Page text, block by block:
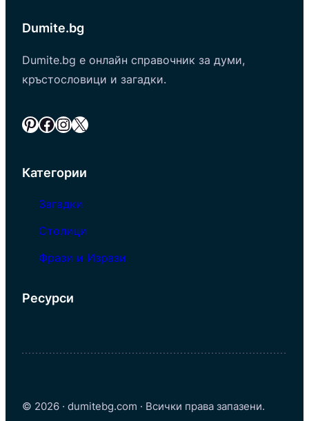
Dumite.bg
Dumite.bg е онлайн справочник за думи,
кръстословици и загадки.
Pinterest Facebook InstagramX
Категории
Загадки
Столици
Фрази и Изрази
Ресурси
© 2026 · dumitebg.com · Всички права запазени.